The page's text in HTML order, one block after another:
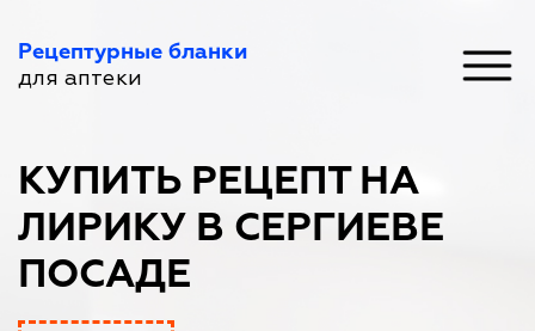
Рецептурные бланки
для аптеки
КУПИТЬ РЕЦЕПТ НА
ЛИРИКУ В СЕРГИЕВЕ
ПОСАДЕ